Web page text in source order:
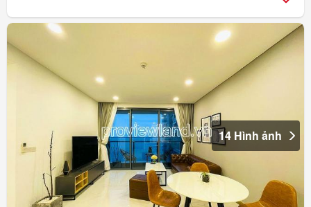
14 Hình ảnh